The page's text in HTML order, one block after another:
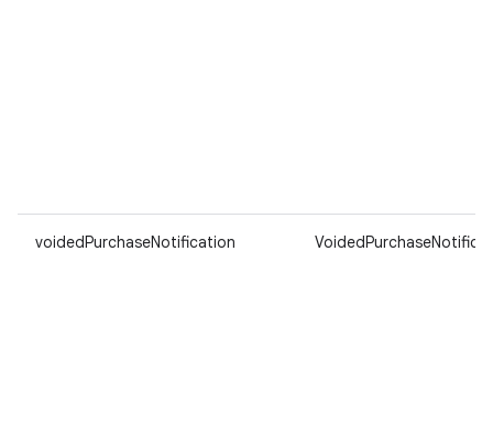
voidedPurchaseNotification